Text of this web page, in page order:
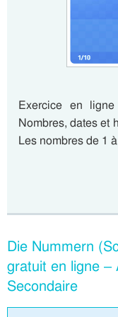
Exercice en
Nombres, dates et
Les nombres de 1
Die Nummern
gratuit en ligne –
Secondaire